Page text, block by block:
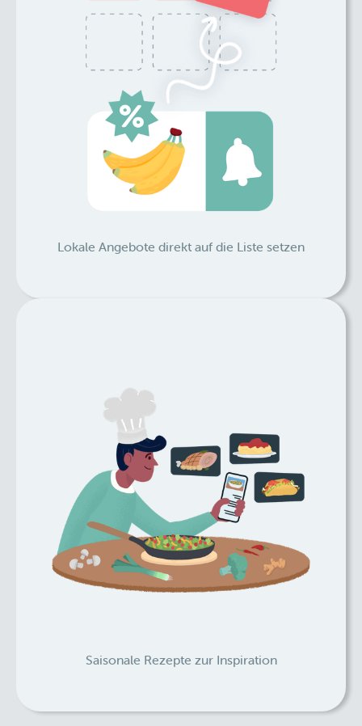
Lokale Angebote direkt auf die Liste setzen
Saisonale Rezepte zur Inspiration